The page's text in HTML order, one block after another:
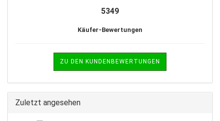
5349
Käufer-Bewertungen
ZU DEN KUNDENBEWERTUNGEN
Zuletzt angesehen